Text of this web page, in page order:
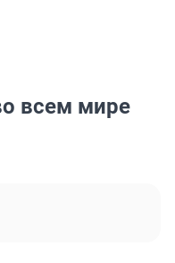
всем мире